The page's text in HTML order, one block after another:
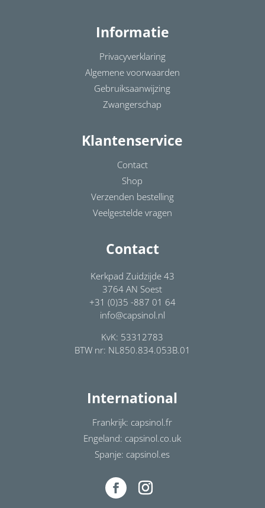
Informatie
Privacyverklaring
Algemene voorwaarden
Gebruiksaanwijzing
Zwangerschap
Klantenservice
Contact
Shop
Verzenden bestelling
Veelgestelde vragen
Contact
Kerkpad Zuidzijde 43
3764 AN Soest
+31 (0)35 -887 01 64
info@capsinol.nl
KvK: 53312783
BTW nr: NL850.834.053B.01
International
Frankrijk: capsinol.fr
Engeland: capsinol.co.uk
Spanje: capsinol.es